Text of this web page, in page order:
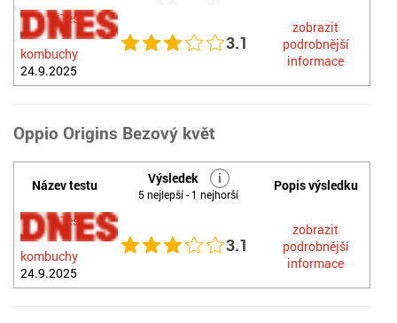
Test
kombuchy
24.9.2025
3.1
zobrazit
podrobnější
informace
Oppio Origins Bezový květ
Název testu Výsledek i
5 nejlepší - 1 nejhorší
Popis výsledku
Test
kombuchy
24.9.2025
3.1
zobrazit
podrobnější
informace